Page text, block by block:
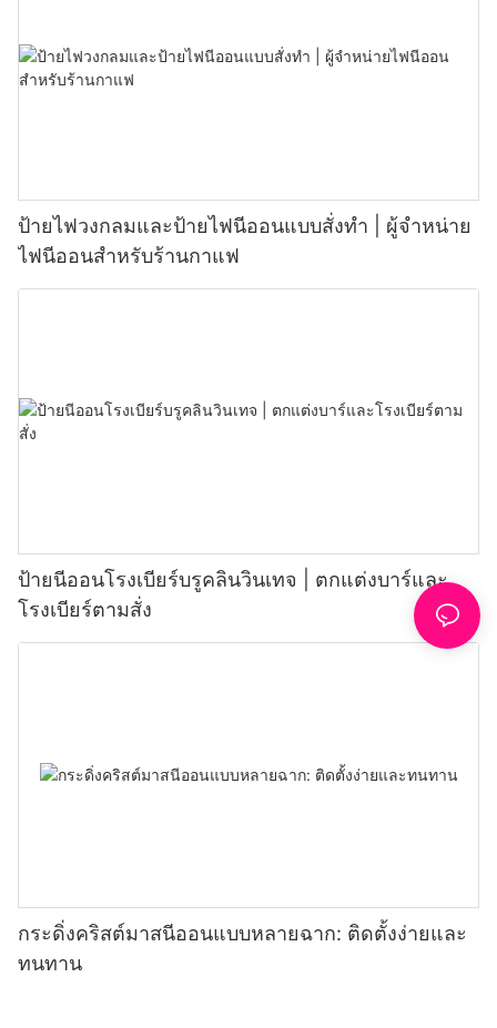
ป้ายไฟวงกลมและป้ายไฟนีออนแบบสั่งทำ | ผู้จำหน่าย
ไฟนีออนสำหรับร้านกาแฟ
ป้ายนีออนโรงเบียร์บรูคลินวินเทจ | ตกแต่งบาร์และ
โรงเบียร์ตามสั่ง
กระดิ่งคริสต์มาสนีออนแบบหลายฉาก: ติดตั้งง่ายและ
ทนทาน